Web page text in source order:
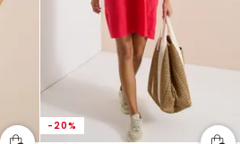
-20%